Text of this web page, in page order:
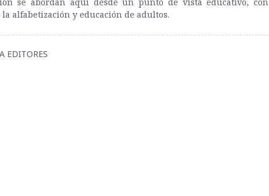
alfabetización y educación de adultos.
EDITORES